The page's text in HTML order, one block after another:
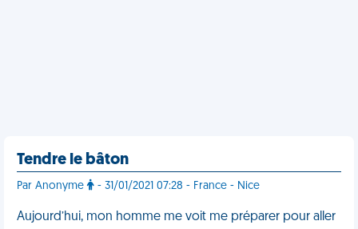
Tendre le bâton
Par Anonyme - 31/01/2021 07:28 - France - Nice
Aujourd’hui, mon homme me voit me préparer pour aller